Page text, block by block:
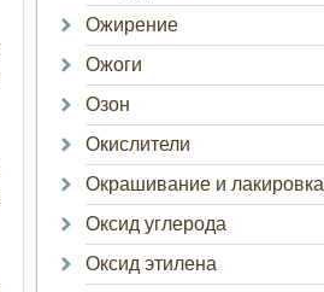
Ожирение
Ожоги
Озон
Окислители
Окрашивание и лакировка
Оксид углерода
Оксид этилена